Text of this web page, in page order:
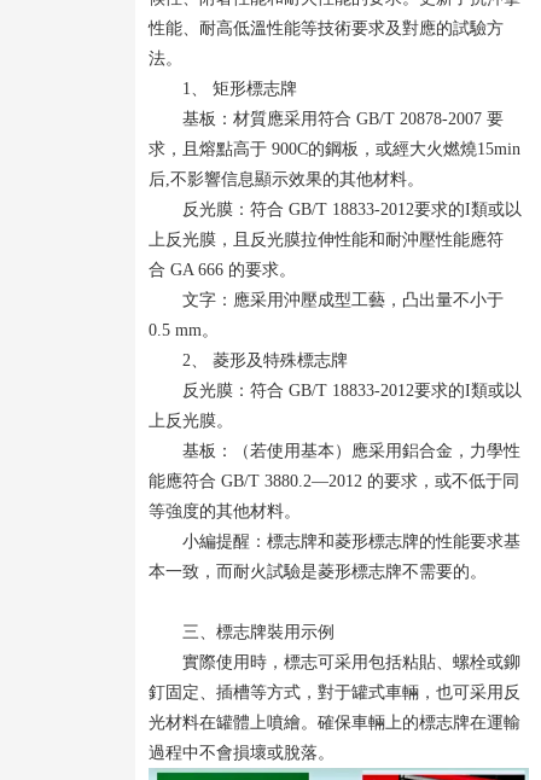
性能、耐高低溫性能等技術要求及對應的試驗方
法。
1、 矩形標志牌
基板：材質應采用符合 GB/T 20878-2007 要
求，且熔點高于 900C的鋼板，或經大火燃燒15min
后,不影響信息顯示效果的其他材料。
反光膜：符合 GB/T 18833-2012要求的I類或以
上反光膜，且反光膜拉伸性能和耐沖壓性能應符
合 GA 666 的要求。
文字：應采用沖壓成型工藝，凸出量不小于
0.5 mm。
2、 菱形及特殊標志牌
反光膜：符合 GB/T 18833-2012要求的I類或以
上反光膜。
基板：（若使用基本）應采用鋁合金，力學性
能應符合 GB/T 3880.2—2012 的要求，或不低于同
等強度的其他材料。
小編提醒：標志牌和菱形標志牌的性能要求基
本一致，而耐火試驗是菱形標志牌不需要的。
三、標志牌裝用示例
實際使用時，標志可采用包括粘貼、螺栓或鉚
釘固定、插槽等方式，對于罐式車輛，也可采用反
光材料在罐體上噴繪。確保車輛上的標志牌在運輸
過程中不會損壞或脫落。